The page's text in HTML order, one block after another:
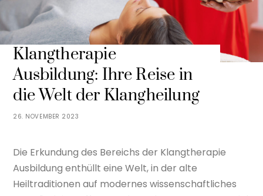
26. NOVEMBER 2023
Klangtherapie
Ausbildung: Ihre Reise in
die Welt der Klangheilung
Die Erkundung des Bereichs der Klangtherapie
Ausbildung enthüllt eine Welt, in der alte
Heiltraditionen auf modernes wissenschaftliches